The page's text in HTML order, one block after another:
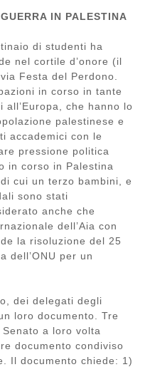
IN PALESTINA
di studenti ha
nel cortile d’onore (il
Festa del Perdono.
in corso in tante
che hanno lo
palestinese e
accademici con le
pressione politica
in corso in Palestina
cui un terzo bambini, e
sono stati
anche che
dell’Aia con
la risoluzione del 25
dell’ONU per un
dei delegati degli
loro documento. Tre
a loro volta
documento condiviso
Il documento chiede: 1)